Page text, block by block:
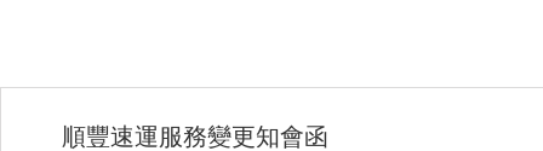
順豐速運服務變更知會函